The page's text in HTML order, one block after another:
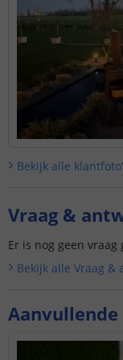
onze
Bekijk alle
Vraag &
Er is nog geen
Bekijk alle Vraag &